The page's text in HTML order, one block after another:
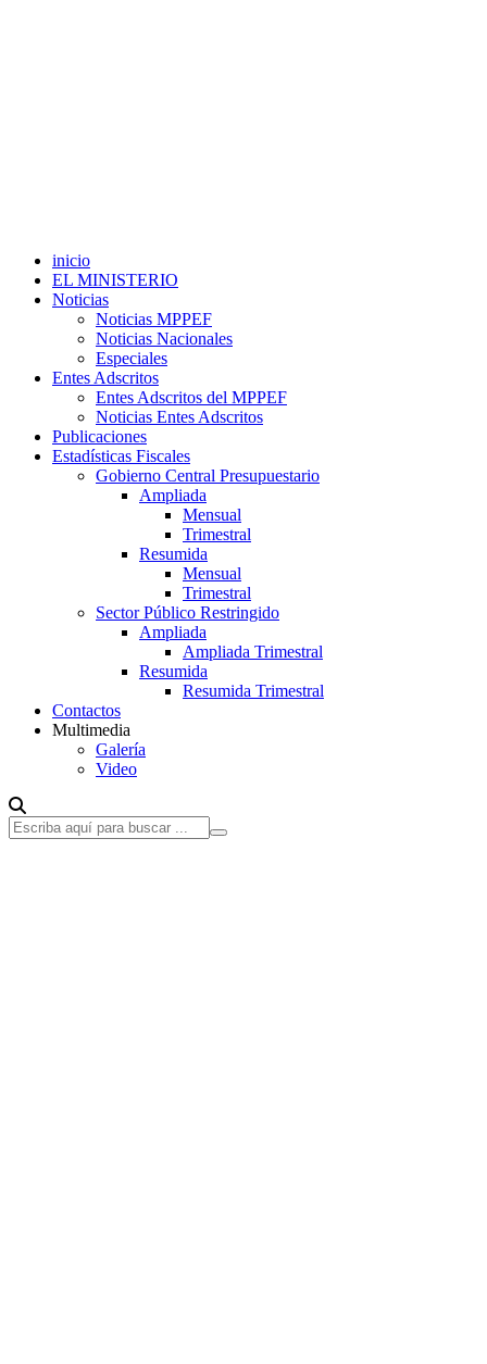
inicio
EL MINISTERIO
Noticias
Noticias MPPEF
Noticias Nacionales
Especiales
Entes Adscritos
Entes Adscritos del MPPEF
Noticias Entes Adscritos
Publicaciones
Estadísticas Fiscales
Gobierno Central Presupuestario
Ampliada
Mensual
Trimestral
Resumida
Mensual
Trimestral
Sector Público Restringido
Ampliada
Ampliada Trimestral
Resumida
Resumida Trimestral
Contactos
Multimedia
Galería
Video